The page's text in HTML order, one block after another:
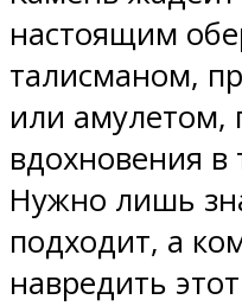
настоящим
талисманом,
или
вдохновения
Нужно лишь
подходит, а
навредить